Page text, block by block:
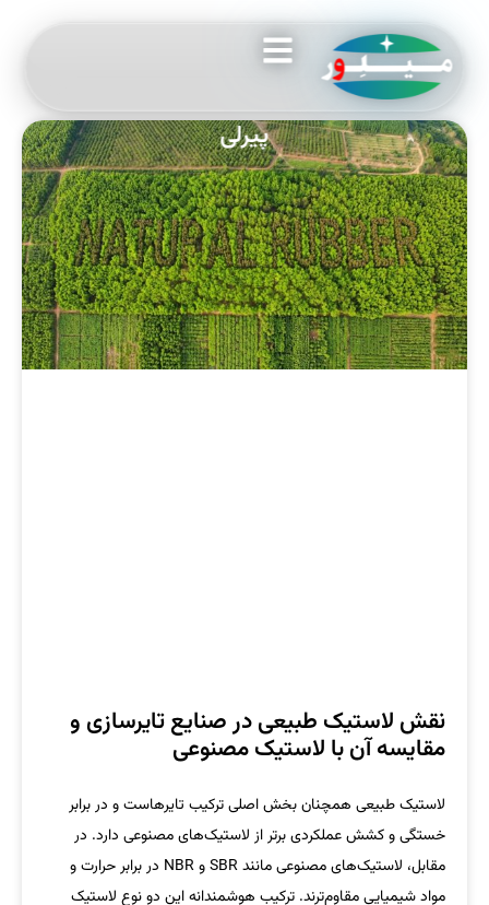
پیرلی
نقش لاستیک طبیعی در صنایع تایرسازی و
مقایسه آن با لاستیک مصنوعی
لاستیک طبیعی همچنان بخش اصلی ترکیب تایرهاست و در برابر
خستگی و کشش عملکردی برتر از لاستیک‌های مصنوعی دارد. در
مقابل، لاستیک‌های مصنوعی مانند SBR و NBR در برابر حرارت و
مواد شیمیایی مقاوم‌ترند. ترکیب هوشمندانه این دو نوع لاستیک